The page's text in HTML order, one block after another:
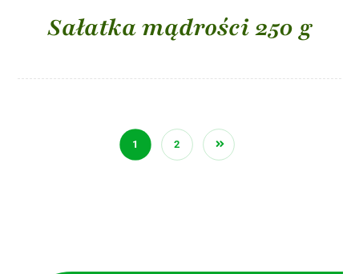
Sałatka mądrości 250 g
1 2